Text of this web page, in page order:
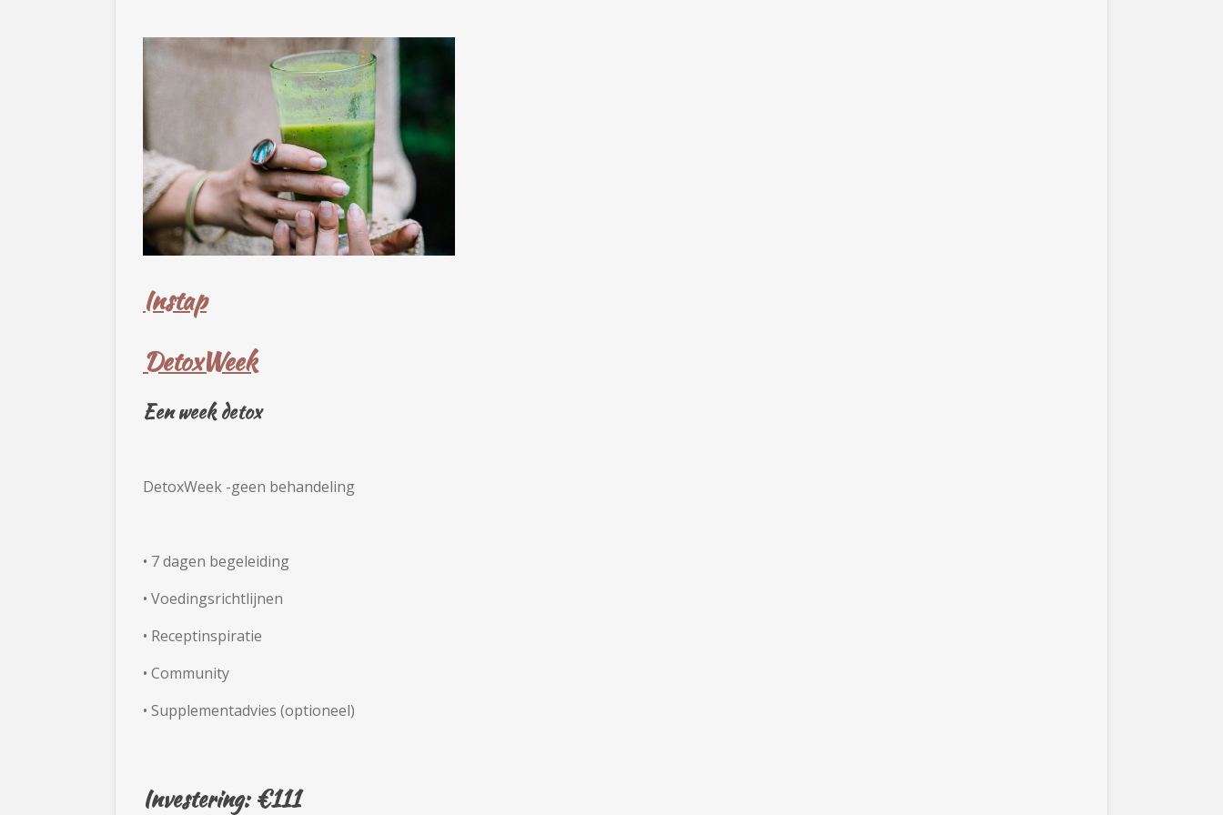
Instap
DetoxWeek
Een week detox
DetoxWeek -geen behandeling
• 7 dagen begeleiding
• Voedingsrichtlijnen
• Receptinspiratie
• Community
• Supplementadvies (optioneel)
Investering: €111